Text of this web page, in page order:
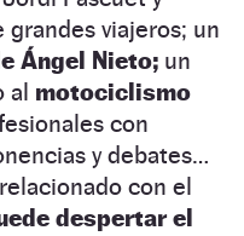
viajeros; un
Ángel Nieto; un
al motociclismo
con
y debates…
con el
despertar el